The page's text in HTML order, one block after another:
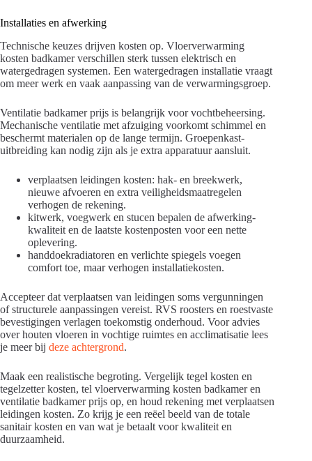
Installaties en afwerking
Technische keuzes drijven kosten op. Vloerverwarming
kosten badkamer verschillen sterk tussen elektrisch en
watergedragen systemen. Een watergedragen installatie vraagt
om meer werk en vaak aanpassing van de verwarmingsgroep.
Ventilatie badkamer prijs is belangrijk voor vochtbeheersing.
Mechanische ventilatie met afzuiging voorkomt schimmel en
beschermt materialen op de lange termijn. Groepenkast-
uitbreiding kan nodig zijn als je extra apparatuur aansluit.
verplaatsen leidingen kosten: hak- en breekwerk,
nieuwe afvoeren en extra veiligheidsmaatregelen
verhogen de rekening.
kitwerk, voegwerk en stucen bepalen de afwerking-
kwaliteit en de laatste kostenposten voor een nette
oplevering.
handdoekradiatoren en verlichte spiegels voegen
comfort toe, maar verhogen installatiekosten.
Accepteer dat verplaatsen van leidingen soms vergunningen
of structurele aanpassingen vereist. RVS roosters en roestvaste
bevestigingen verlagen toekomstig onderhoud. Voor advies
over houten vloeren in vochtige ruimtes en acclimatisatie lees
je meer bij deze achtergrond.
Maak een realistische begroting. Vergelijk tegel kosten en
tegelzetter kosten, tel vloerverwarming kosten badkamer en
ventilatie badkamer prijs op, en houd rekening met verplaatsen
leidingen kosten. Zo krijg je een reëel beeld van de totale
sanitair kosten en van wat je betaalt voor kwaliteit en
duurzaamheid.